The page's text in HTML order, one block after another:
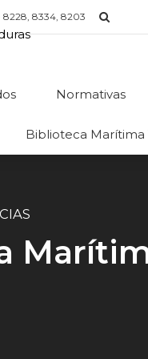
8228, 8334, 8203
Normativas
Biblioteca Marítima